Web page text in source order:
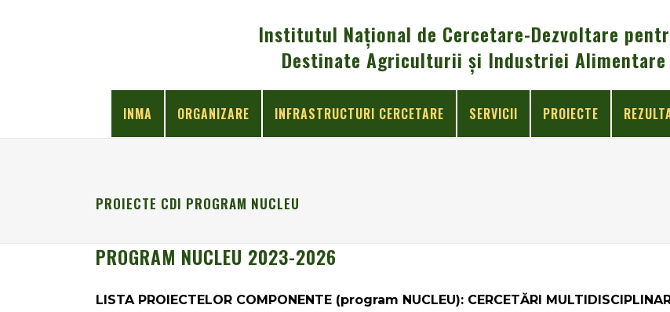
Institutul Național de Cercetare-Dezvoltare
Destinate Agriculturii și Industriei Alimentare
INMA ORGANIZARE INFRASTRUCTURI CERCETARE SERVICII PROIECTE
PROIECTE CDI PROGRAM NUCLEU
PROGRAM NUCLEU 2023-2026
LISTA PROIECTELOR COMPONENTE (program NUCLEU): CERCETĂRI